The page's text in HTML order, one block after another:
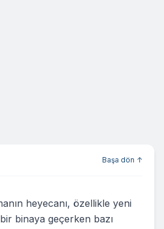
Başa dön ↑
heyecanı, özellikle yeni
bir binaya geçerken bazı